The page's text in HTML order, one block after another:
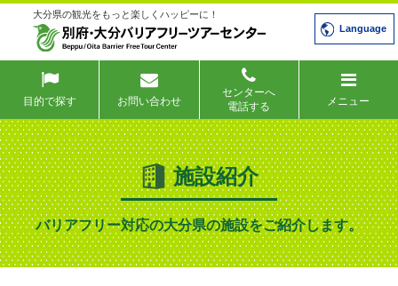
大分県の観光をもっと楽しくハッピーに！
Language
目的で探す お問い合わせ
センターへ
電話する
メニュー
施設紹介
バリアフリー対応の大分県の施設をご紹介します。